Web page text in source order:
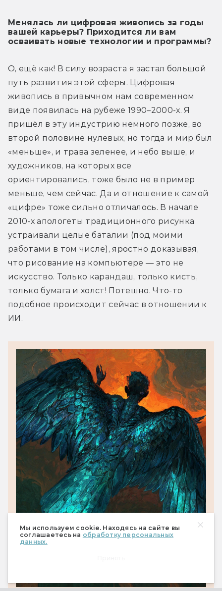
Мы используем cookie. Находясь на сайте вы
соглашаетесь на обработку персональных
данных.
Менялась ли цифровая живопись за годы
вашей карьеры? Приходится ли вам
осваивать новые технологии и программы?
О, ещё как! В силу возраста я застал большой
путь развития этой сферы. Цифровая
живопись в привычном нам современном
виде появилась на рубеже 1990–2000-х. Я
пришёл в эту индустрию немного позже, во
второй половине нулевых, но тогда и мир был
«меньше», и трава зеленее, и небо выше, и
художников, на которых все
ориентировались, тоже было не в пример
меньше, чем сейчас. Да и отношение к самой
«цифре» тоже сильно отличалось. В начале
2010-х апологеты традиционного рисунка
устраивали целые баталии (под моими
работами в том числе), яростно доказывая,
что рисование на компьютере — это не
искусство. Только карандаш, только кисть,
только бумага и холст! Потешно. Что-то
подобное происходит сейчас в отношении к
ИИ.